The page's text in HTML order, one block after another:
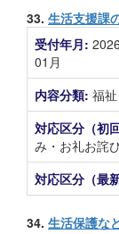
33. 生活支援課
受付年月:
01月
内容分類: 福
対応区分（初
み・お礼お詫
対応区分（最
34. 生活保護な